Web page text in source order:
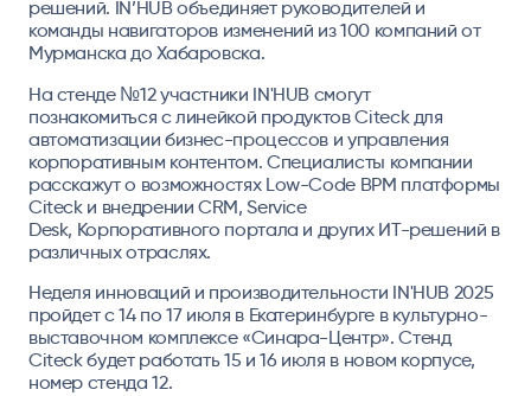
решений. IN’HUB объединяет руководителей и
команды навигаторов изменений из 100 компаний от
Мурманска до Хабаровска.
На стенде №12 участники IN'HUB смогут
познакомиться с линейкой продуктов Citeck для
автоматизации бизнес-процессов и управления
корпоративным контентом. Специалисты компании
расскажут о возможностях Low-Code BPM платформы
Citeck и внедрении CRM, Service
Desk, Корпоративного портала и других ИТ-решений в
различных отраслях.
Неделя инноваций и производительности IN'HUB 2025
пройдет с 14 по 17 июля в Екатеринбурге в культурно-
выставочном комплексе «Синара-Центр». Стенд
Citeck будет работать 15 и 16 июля в новом корпусе,
номер стенда 12.